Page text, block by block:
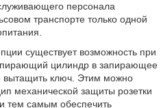
персонала
транспорте только одной
существует возможность при
цилиндр в запирающее
ключ. Этим можно
механической защиты розетки
тем самым обеспечить